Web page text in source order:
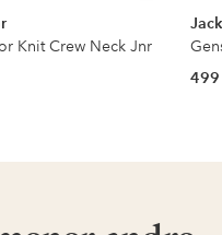
Knit Crew Neck Jnr
499